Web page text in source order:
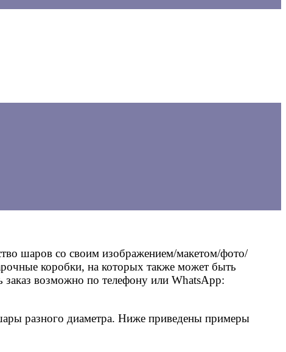
шаров со своим изображением/макетом/фото/
коробки, на которых также может быть
возможно по телефону или WhatsApp:
разного диаметра. Ниже приведены примеры